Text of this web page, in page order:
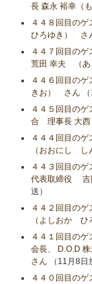
長 森永 裕幸（
４４８回目の
ひろゆき） さ
４４７回目の
荒田 幸夫 （
４４６回目の
きお） さん
４４５回目のゲ
合 理事長 大
４４４回目の
（おおにし
４４３回目の
代表取締役 吉
送）
４４２回目の
（よしおか
４４１回目の
会長、 D.O.D
さん （11月8日
４４０回目の